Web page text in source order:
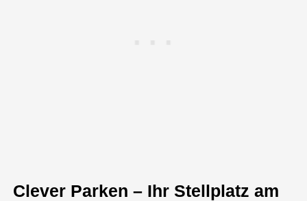
Clever Parken – Ihr Stellplatz am